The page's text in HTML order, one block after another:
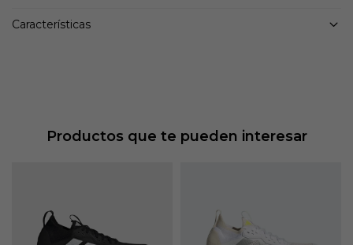
Características
Productos que te pueden interesar